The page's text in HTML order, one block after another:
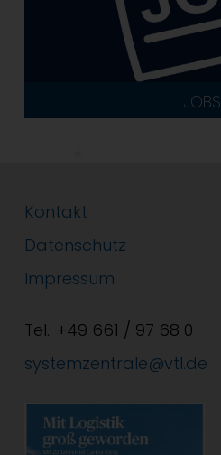
JOBS
Kontakt
Datenschutz
Impressum
Tel.: +49 661 / 97 68 0
systemzentrale@vtl.de